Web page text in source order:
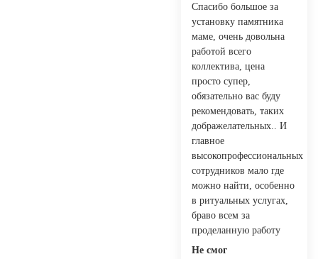
Спасибо большое за
установку памятника
маме, очень довольна
работой всего
коллектива, цена
просто супер,
обязательно вас буду
рекомендовать, таких
дображелательных.. И
главное
высокопрофессиональных
сотрудников мало где
можно найти, особенно
в ритуальных услугах,
браво всем за
проделанную работу
Не смог